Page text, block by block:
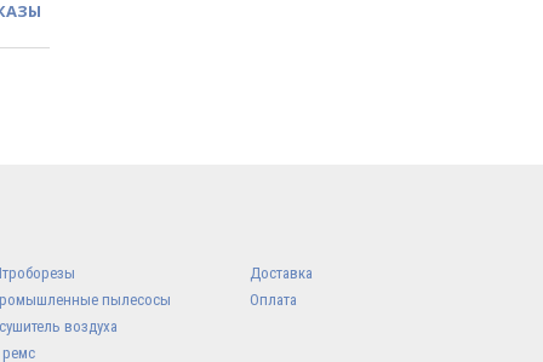
пылесосы
воздуха
Доставка
Оплата